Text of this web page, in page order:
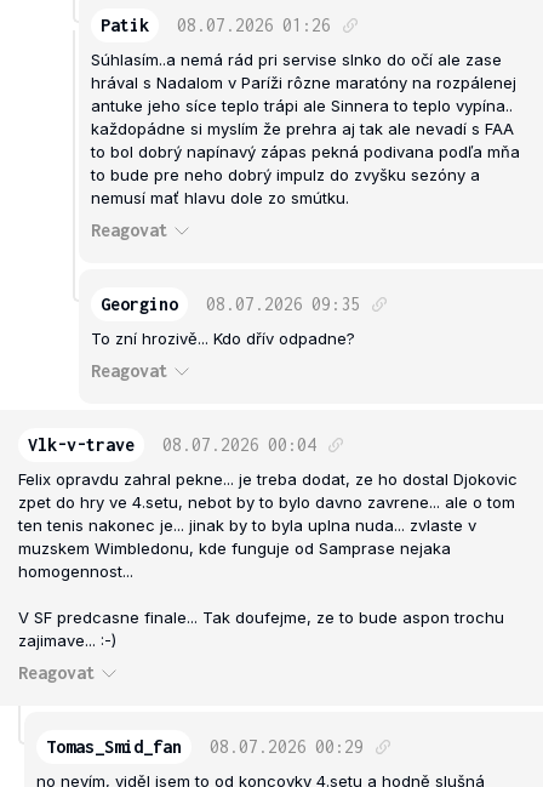
Patik 08.07.2026 01:26
Súhlasím..a nemá rád pri servise slnko do očí ale zase
hrával s Nadalom v Paríži rôzne maratóny na rozpálenej
antuke jeho síce teplo trápi ale Sinnera to teplo vypína..
každopádne si myslím že prehra aj tak ale nevadí s FAA
to bol dobrý napínavý zápas pekná podivana podľa mňa
to bude pre neho dobrý impulz do zvyšku sezóny a
nemusí mať hlavu dole zo smútku.
Reagovat
Georgino 08.07.2026 09:35
To zní hrozivě... Kdo dřív odpadne?
Reagovat
Vlk-v-trave 08.07.2026 00:04
Felix opravdu zahral pekne... je treba dodat, ze ho dostal Djokovic
zpet do hry ve 4.setu, nebot by to bylo davno zavrene... ale o tom
ten tenis nakonec je... jinak by to byla uplna nuda... zvlaste v
muzskem Wimbledonu, kde funguje od Samprase nejaka
homogennost...
V SF predcasne finale... Tak doufejme, ze to bude aspon trochu
zajimave... :-)
Reagovat
Tomas_Smid_fan 08.07.2026 00:29
no nevím, viděl jsem to od koncovky 4.setu a hodně slušná